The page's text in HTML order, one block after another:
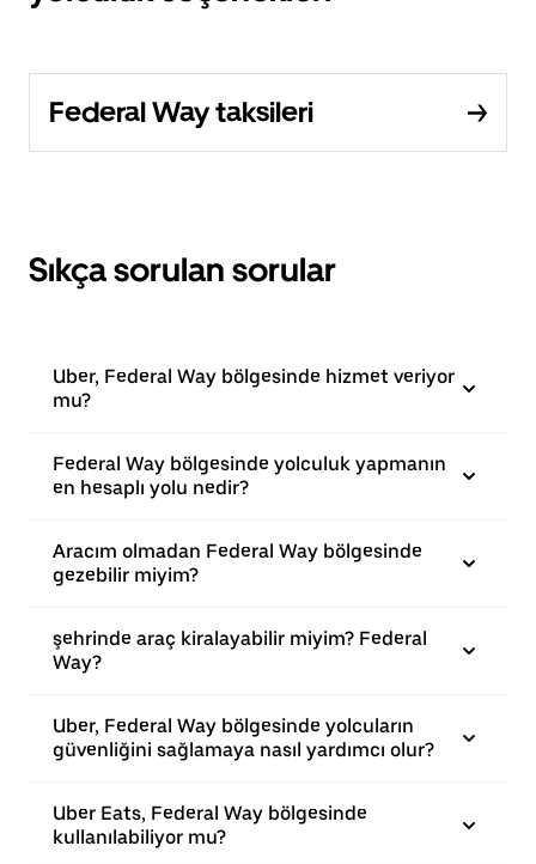
Federal Way taksileri
Sıkça sorulan sorular
Uber, Federal Way bölgesinde hizmet veriyor
mu?
Federal Way bölgesinde yolculuk yapmanın
en hesaplı yolu nedir?
Aracım olmadan Federal Way bölgesinde
gezebilir miyim?
şehrinde araç kiralayabilir miyim? Federal
Way?
Uber, Federal Way bölgesinde yolcuların
güvenliğini sağlamaya nasıl yardımcı olur?
Uber Eats, Federal Way bölgesinde
kullanılabiliyor mu?